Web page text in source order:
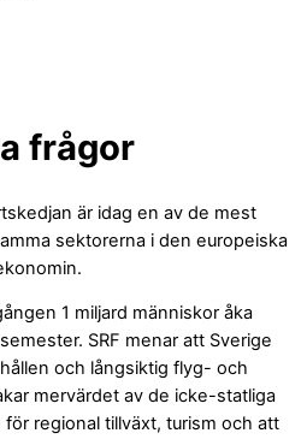
frågor
är idag en av de mest
sektorerna i den europeiska
1 miljard människor åka
SRF menar att Sverige
och långsiktig flyg- och
mervärdet av de icke-statliga
regional tillväxt, turism och att